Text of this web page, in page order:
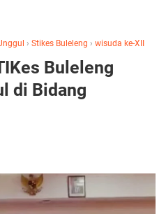
› Stikes Buleleng › wisuda ke-XII
Buleleng
di Bidang